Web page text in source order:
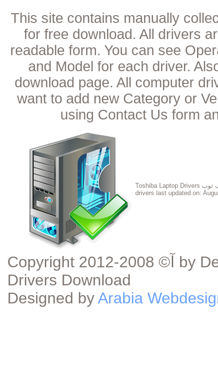
This site contains manually
for free download. All drivers
readable form. You can see
and Model for each driver.
download page. All computer
want to add new Category or
using Contact Us form
Toshiba Laptop Drivers تعريف اللاب توب
drivers last updated on:
Copyright آ© 2008-2012 by DeviceDriverDownload.com - Device
Drivers Download
Designed byArabia